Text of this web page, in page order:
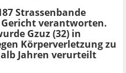
Strassenbande
verantworten.
Gzuz (32) in
Körperverletzung zu
Jahren verurteilt